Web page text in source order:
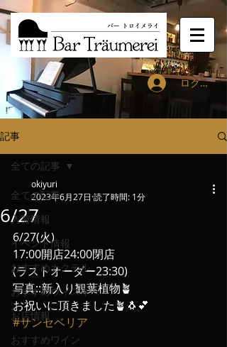
ログイン
記事
全ての記事
入荷情報
イベント情報
おすすめカクテル
おすすめウィスキー
お店情報
おすすめワイン
全ての記事
6/27
okiyuri
2023年6月27日 読了時間: 1分
6/27(火)
17:00開店24:00閉店
(ラストオーダー23:30)
写真::新入り観葉植物🪴
お祝いに頂きました🪴🐧💕
#サンセベリア